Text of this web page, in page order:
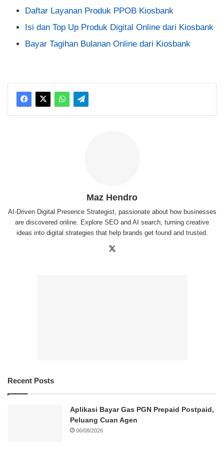
Daftar Layanan Produk PPOB Kiosbank
Isi dan Top Up Produk Digital Online dari Kiosbank
Bayar Tagihan Bulanan Online dari Kiosbank
Maz Hendro
AI-Driven Digital Presence Strategist, passionate about how businesses
are discovered online. Explore SEO and AI search, turning creative
ideas into digital strategies that help brands get found and trusted.
Recent Posts
Aplikasi Bayar Gas PGN Prepaid Postpaid,
Peluang Cuan Agen
06/08/2026